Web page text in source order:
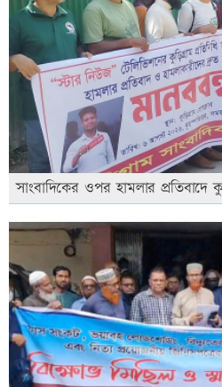
সাংবাদিকের ওপর হামলার প্রতিবাদে